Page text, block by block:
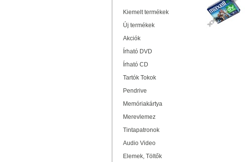
Kiemelt termékek
Új termékek
Akciók
Írható DVD
Írható CD
Tartók Tokok
Pendrive
Memóriakártya
Merevlemez
Tintapatronok
Audio Video
Elemek, Töltők